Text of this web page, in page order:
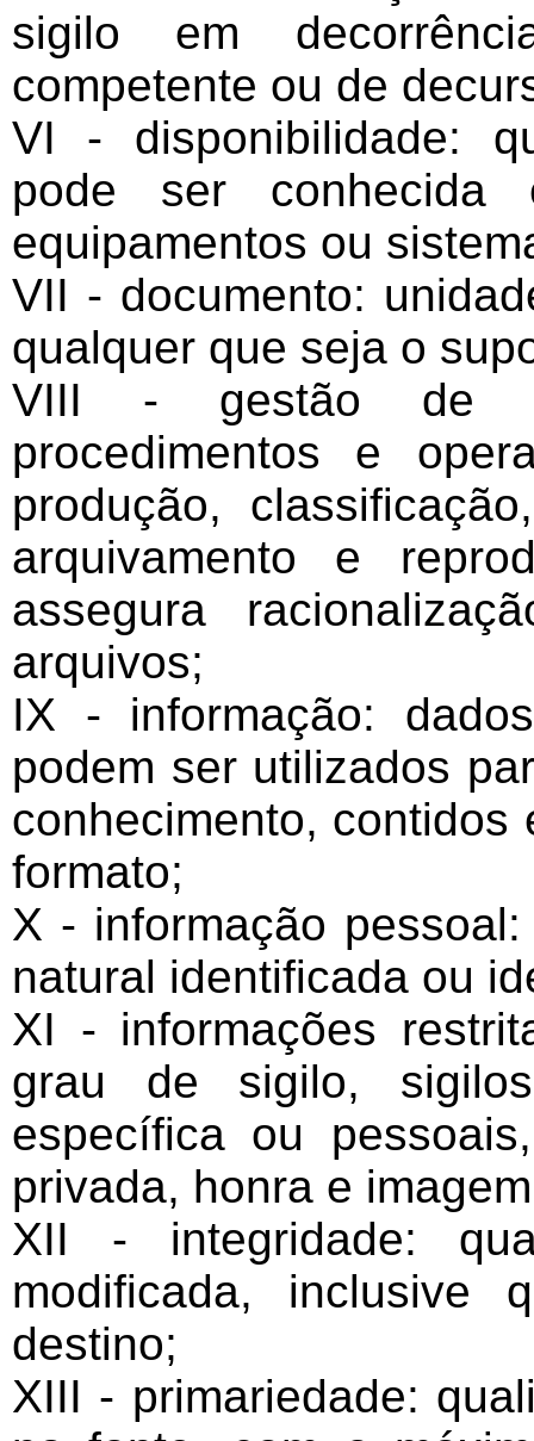
sigilo em
competente ou de
VI - disponibilidade:
pode ser conhecida
equipamentos ou
VII - documento:
qualquer que seja o
VIII - gestão de
procedimentos e
produção,
arquivamento e
assegura
arquivos;
IX - informação:
podem ser utilizados
conhecimento, contidos
formato;
X - informação
natural identificada ou
XI - informações
grau de sigilo,
específica ou
privada, honra e
XII - integridade:
modificada, inclusive
destino;
XIII - primariedade: